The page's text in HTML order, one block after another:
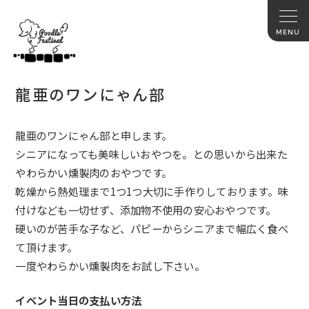
龍亜のワンにゃん部
龍亜のワンにゃん部と申します。
シニアになっても美味しいおやつを。との思いから出来た
やわらかい燻製肉のおやつです。
乾燥から熱処理まで1つ1つ大切に手作りしております。味
付けなども一切せず、添加物不使用の安心おやつです。
硬いのが苦手な子など、パピーからシニアまで幅広く食べ
て頂けます。
一度やわらかい燻製肉をお試し下さい。
イベント当日の支払い方法